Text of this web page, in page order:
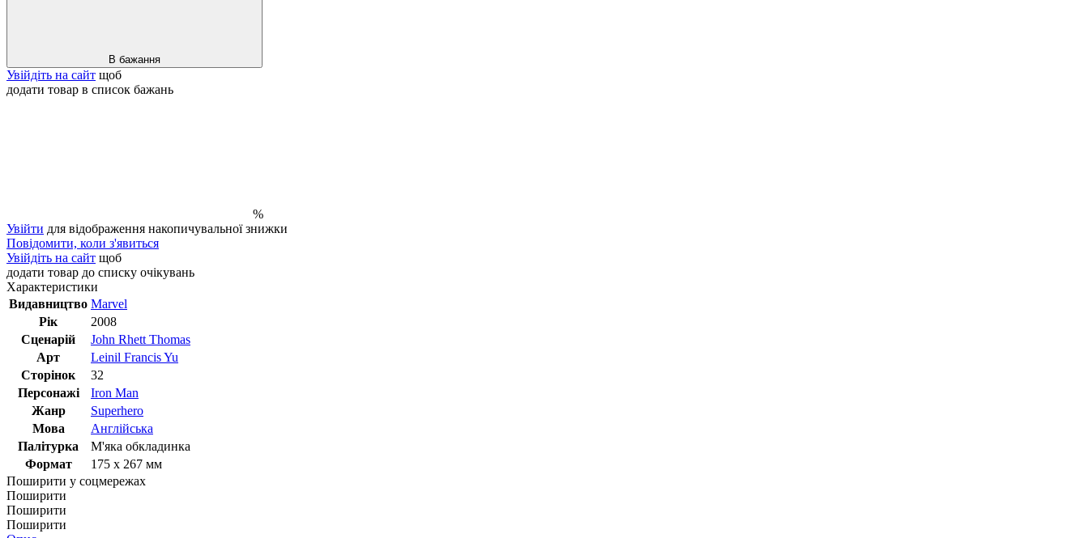
В бажання
Увійдіть на сайт щоб
додати товар в список бажань
%
Увійти для відображення накопичувальної знижки
Повідомити, коли з'явиться
Увійдіть на сайт щоб
додати товар до списку очікувань
Характеристики
Видавництво Marvel
Рік
2008
Сценарій
John Rhett Thomas
Арт
Leinil Francis Yu
Сторінок
32
Персонажі
Iron Man
Жанр
Superhero
Мова
Англійська
Палітурка
М'яка обкладинка
Формат
175 x 267 мм
Поширити у соцмережах
Поширити
Поширити
Поширити